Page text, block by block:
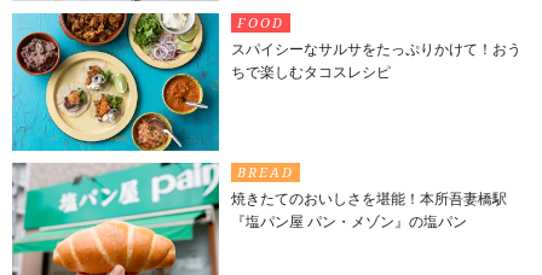
FOOD
スパイシーなサルサをたっぷりかけて！おう
ちで楽しむタコスレシピ
BREAD
焼きたてのおいしさを堪能！本所吾妻橋駅
『塩パン屋 パン・メゾン』の塩パン